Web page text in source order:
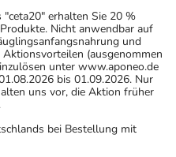
erhalten Sie 20 %
Nicht anwendbar auf
und
(ausgenommen
unter www.aponeo.de
bis 01.09.2026. Nur
uns vor, die Aktion früher
bei Bestellung mit